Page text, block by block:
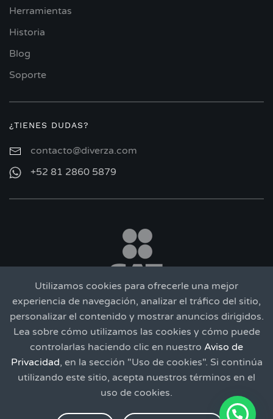
Utilizamos cookies para ofrecerle una mejor
experiencia de navegación, analizar el tráfico del sitio,
personalizar el contenido y mostrar anuncios dirigidos.
Lea sobre cómo utilizamos las cookies y cómo puede
controlarlas haciendo clic en nuestro Aviso de
Privacidad, en la sección "Uso de cookies". Si continúa
utilizando este sitio, acepta nuestros términos en el
uso de cookies.
Herramientas
Historia
Blog
Soporte
¿TIENES DUDAS?
contacto@diverza.com
+52 81 2860 5879
SERVICIO GRATUITO
TÉRMINOS | PRIVACIDAD
LOS NOMBRES Y LOGOTIPOS DE DIVERZA©, TIMBRE FISCAL®, BUZÓN FISCAL®
Y CONECTOR FISCAL®, SON MARCAS REGISTRADAS DE SOLUCIONES DE
NEGOCIOS FNX, SA DE CV. OTROS NOMBRES Y LOGOTIPOS SON MARCAS
REGISTRADAS DE SUS RESPECTIVOS PROPIETARIOS. TODO EL CONTENIDO DE